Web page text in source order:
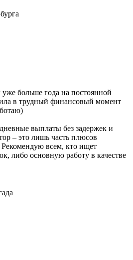
больше года на постоянной
в трудный финансовый момент
выплаты без задержек и
– это лишь часть плюсов
Рекомендую всем, кто ищет
либо основную работу в качестве